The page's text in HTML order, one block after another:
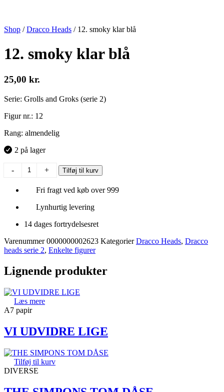
Shop /Dracco Heads / 12. smoky klar blå
12. smoky klar blå
25,00 kr.
Serie: Grolls and Groks (serie 2)
Figur nr.: 12
Rang: almendelig
2 på lager
- + Tilføj til kurv
Fri fragt ved køb over 999
Lynhurtig levering
14 dages fortrydelsesret
Varenummer0000000002623 Kategorier Dracco Heads, Dracco
heads serie 2, Enkelte figurer
Lignende produkter
Læs mere
A7 papir
VI UDVIDRE LIGE
Tilføj til kurv
DIVERSE